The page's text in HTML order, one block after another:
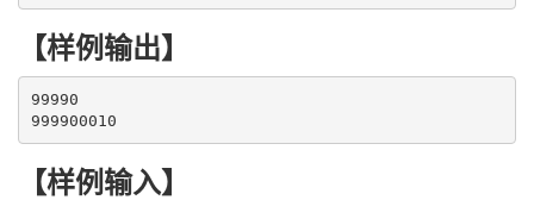
【样例输出】
99990
999900010
【样例输入】